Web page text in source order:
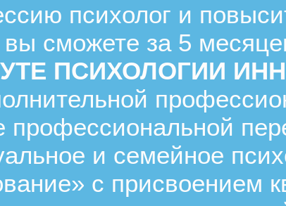
психолог и
вы сможете за 5
ПСИХОЛОГИИ
профессиональной
и семейное
с присвоением